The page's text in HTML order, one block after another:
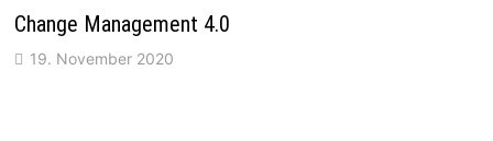
Change Management 4.0
19. November 2020